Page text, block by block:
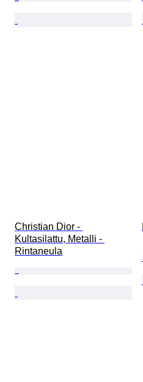
Christian Dior -
Kultasilattu, Metalli -
Rintaneula